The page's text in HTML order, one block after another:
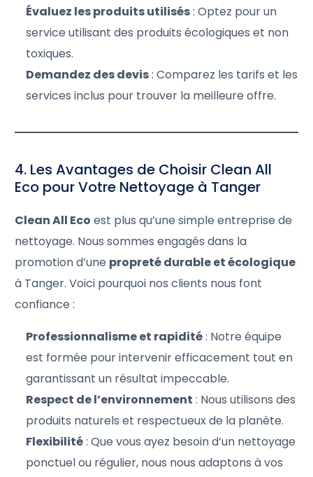
Évaluez les produits utilisés: Optez pour un
service utilisant des produits écologiques et non
toxiques.
Demandez des devis: Comparez les tarifs et les
services inclus pour trouver la meilleure offre.
4. Les Avantages de Choisir Clean All
Eco pour Votre Nettoyage à Tanger
Clean All Eco est plus qu’une simple entreprise de
nettoyage. Nous sommes engagés dans la
promotion d’une propreté durable et écologique
à Tanger. Voici pourquoi nos clients nous font
confiance :
Professionnalisme et rapidité: Notre équipe
est formée pour intervenir efficacement tout en
garantissant un résultat impeccable.
Respect de l’environnement : Nous utilisons des
produits naturels et respectueux de la planète.
Flexibilité: Que vous ayez besoin d’un nettoyage
ponctuel ou régulier, nous nous adaptons à vos